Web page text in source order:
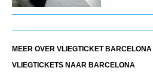
MEER OVER VLIEGTICKET BARCELONA
VLIEGTICKETS NAAR BARCELONA